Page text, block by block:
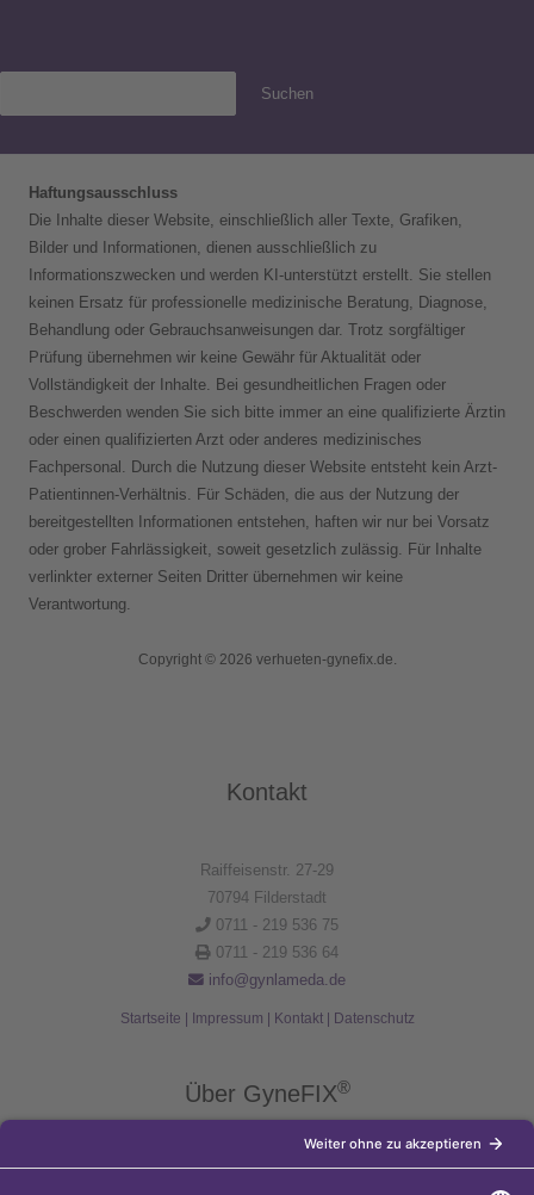
Suchen
Haftungsausschluss
Die Inhalte dieser Website, einschließlich aller Texte, Grafiken,
Bilder und Informationen, dienen ausschließlich zu
Informationszwecken und werden KI-unterstützt erstellt. Sie stellen
keinen Ersatz für professionelle medizinische Beratung, Diagnose,
Behandlung oder Gebrauchsanweisungen dar. Trotz sorgfältiger
Prüfung übernehmen wir keine Gewähr für Aktualität oder
Vollständigkeit der Inhalte. Bei gesundheitlichen Fragen oder
Beschwerden wenden Sie sich bitte immer an eine qualifizierte Ärztin
oder einen qualifizierten Arzt oder anderes medizinisches
Fachpersonal. Durch die Nutzung dieser Website entsteht kein Arzt-
Patientinnen-Verhältnis. Für Schäden, die aus der Nutzung der
bereitgestellten Informationen entstehen, haften wir nur bei Vorsatz
oder grober Fahrlässigkeit, soweit gesetzlich zulässig. Für Inhalte
verlinkter externer Seiten Dritter übernehmen wir keine
Verantwortung.
Copyright © 2026 verhueten-gynefix.de.
Kontakt
Raiffeisenstr. 27-29
70794 Filderstadt
0711 - 219 536 75
0711 - 219 536 64
info@gynlameda.de
Startseite Impressum Kontakt| Datenschutz
Über GyneFIX®
Die Kupferkette GyneFIX®bietet als Weiterentwicklung der